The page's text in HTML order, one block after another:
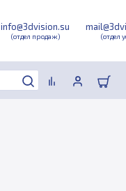
info@3dvision.su
(отдел продаж) (отдел